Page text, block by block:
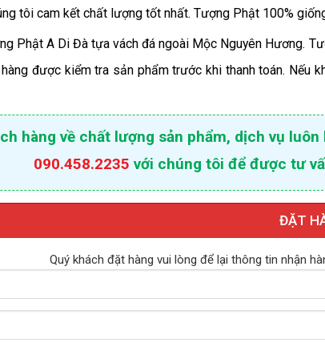
tôi cam kết chất lượng tốt nhất. Tượng Phật 100%
Phật A Di Đà tựa vách đá ngoài Mộc Nguyên Hương.
được kiểm tra sản phẩm trước khi thanh toán.
hàng về chất lượng sản phẩm, dịch vụ
090.458.2235 với chúng tôi để được tư
ĐẶT
Quý khách đặt hàng vui lòng để lại thông tin nhận